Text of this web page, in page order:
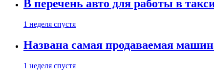
В перечень авто для работы в
1 неделя спустя
Названа самая продаваемая
1 неделя спустя